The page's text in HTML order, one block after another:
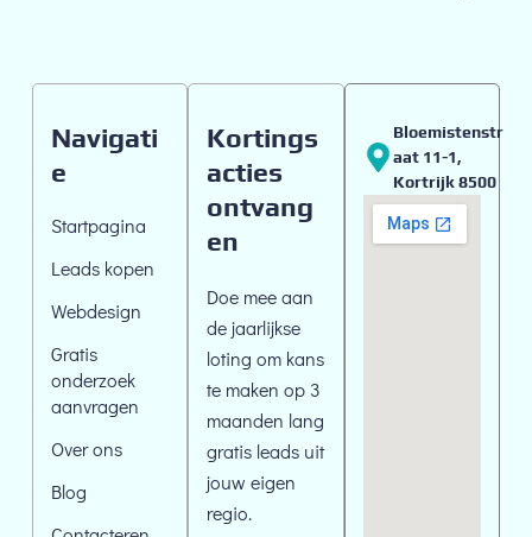
Navigati
e
Startpagina
Leads kopen
Webdesign
Gratis
onderzoek
aanvragen
Over ons
Blog
Kortings
acties
ontvang
en
Doe mee aan
de jaarlijkse
loting om kans
te maken op 3
maanden lang
gratis leads uit
jouw eigen
regio.
Bloemistenstr
Aat 11-1,
Kortrijk 8500